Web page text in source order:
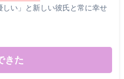
い」と新しい彼氏と常に幸せ
きた